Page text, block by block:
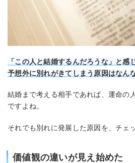
「この人と結婚するんだろうな」と感
予想外に別れがきてしまう原因はなん
結婚まで考える相手であれば、運命の
ですよね。
それでも別れに発展した原因を、チェ
価値観の違いが見え始めた